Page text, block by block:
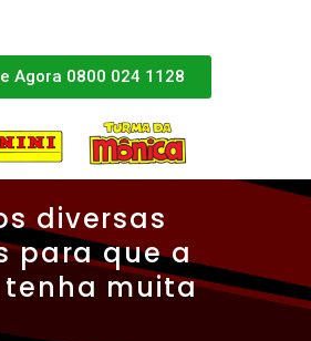
Agora 0800 024 1128
diversas
para que a
muita